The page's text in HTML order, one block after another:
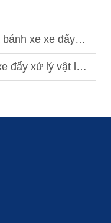
hưởng đến việc sử dụng lâu dài
liệu: Nâng cao năng suất